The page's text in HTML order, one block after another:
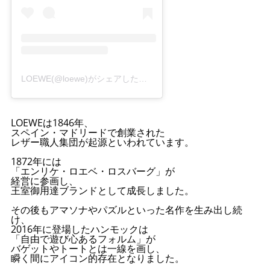
LOEWEは1846年、
スペイン・マドリードで創業された
レザー職人集団が起源といわれています。
1872年には
「エンリケ・ロエベ・ロスバーグ」が
経営に参画し、
王室御用達ブランドとして成長しました。
その後もアマソナやパズルといった名作を生み出し続
け、
2016年に登場したハンモックは
「自由で遊び心あるフォルム」が
バゲットやトートとは一線を画し、
瞬く間にアイコン的存在となりました。